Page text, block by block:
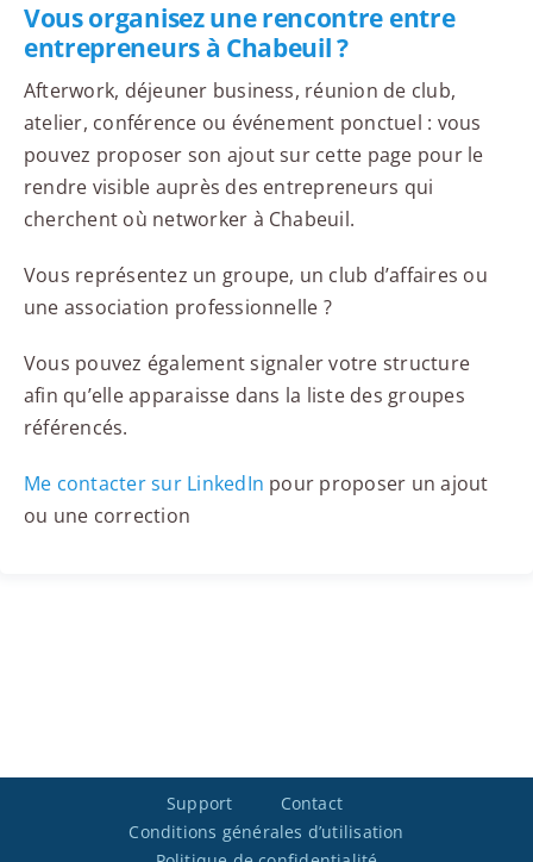
Vous organisez une rencontre entre
entrepreneurs à Chabeuil ?
Afterwork, déjeuner business, réunion de club,
atelier, conférence ou événement ponctuel : vous
pouvez proposer son ajout sur cette page pour le
rendre visible auprès des entrepreneurs qui
cherchent où networker à Chabeuil.
Vous représentez un groupe, un club d’affaires ou
une association professionnelle ?
Vous pouvez également signaler votre structure
afin qu’elle apparaisse dans la liste des groupes
référencés.
Me contacter sur LinkedIn pour proposer un ajout
ou une correction
Support
Contact
Conditions générales d’utilisation